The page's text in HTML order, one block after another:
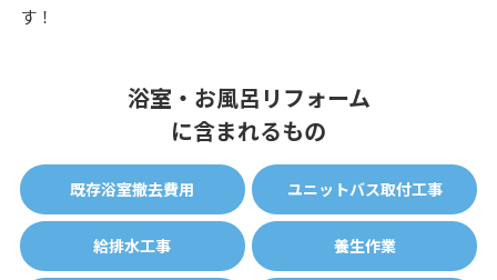
す！
浴室・お風呂リフォーム
に含まれるもの
既存浴室撤去費用 ユニットバス取付工事
給排水工事 養生作業